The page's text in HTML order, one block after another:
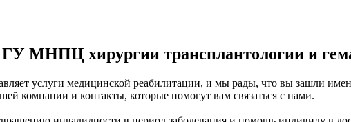
МНПЦ хирургии трансплантологии и
услуги медицинской реабилитации, и мы рады, что вы зашли
компании и контакты, которые помогут вам связаться с нами.